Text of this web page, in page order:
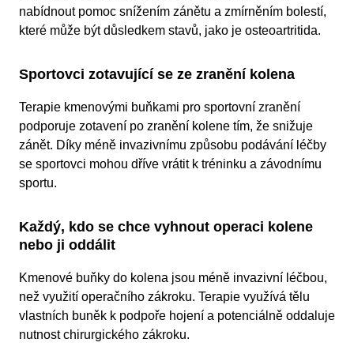
nabídnout pomoc snížením zánětu a zmírněním bolestí,
které může být důsledkem stavů, jako je osteoartritida.
Sportovci zotavující se ze zranění kolena
Terapie kmenovými buňkami pro sportovní zranění
podporuje zotavení po zranění kolene tím, že snižuje
zánět. Díky méně invazivnímu způsobu podávání léčby
se sportovci mohou dříve vrátit k tréninku a závodnímu
sportu.
Každý, kdo se chce vyhnout operaci kolene
nebo ji oddálit
Kmenové buňky do kolena jsou méně invazivní léčbou,
než využití operačního zákroku. Terapie využívá tělu
vlastních buněk k podpoře hojení a potenciálně oddaluje
nutnost chirurgického zákroku.